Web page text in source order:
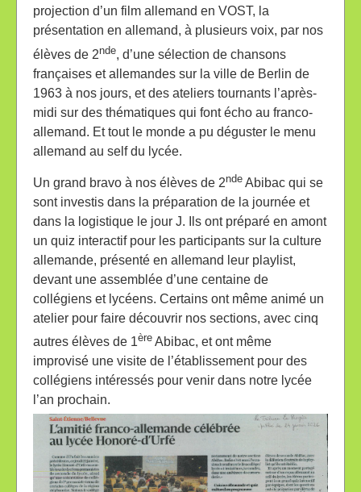
projection d’un film allemand en VOST, la
présentation en allemand, à plusieurs voix, par nos
élèves de 2nde, d’une sélection de chansons
françaises et allemandes sur la ville de Berlin de
1963 à nos jours, et des ateliers tournants l’après-
midi sur des thématiques qui font écho au franco-
allemand. Et tout le monde a pu déguster le menu
allemand au self du lycée.
Un grand bravo à nos élèves de 2nde Abibac qui se
sont investis dans la préparation de la journée et
dans la logistique le jour J. Ils ont préparé en amont
un quiz interactif pour les participants sur la culture
allemande, présenté en allemand leur playlist,
devant une assemblée d’une centaine de
collégiens et lycéens. Certains ont même animé un
atelier pour faire découvrir nos sections, avec cinq
autres élèves de 1ère Abibac, et ont même
improvisé une visite de l’établissement pour des
collégiens intéressés pour venir dans notre lycée
l’an prochain.